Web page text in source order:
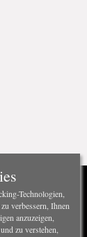
Technologien,
verbessern, Ihnen
anzuzeigen,
zu verstehen,